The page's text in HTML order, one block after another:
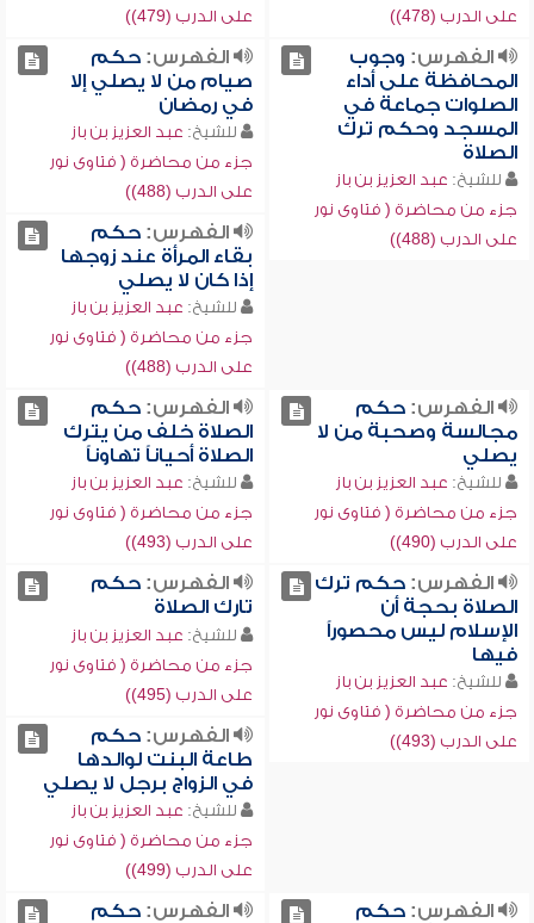
على الدرب (478))
على الدرب (479))
الفهرس: وجوب
المحافظة على أداء
الصلوات جماعة في
المسجد وحكم ترك
الصلاة
للشيخ: عبد العزيز بن باز
جزء من محاضرة ( فتاوى نور
على الدرب (488))
الفهرس:حكم
صيام من لا يصلي إلا
في رمضان
للشيخ: عبد العزيز بن باز
جزء من محاضرة ( فتاوى نور
على الدرب (488))
الفهرس:حكم
بقاء المرأة عند زوجها
إذا كان لا يصلي
للشيخ: عبد العزيز بن باز
جزء من محاضرة ( فتاوى نور
على الدرب (488))
الفهرس:حكم
مجالسة وصحبة من لا
يصلي
للشيخ: عبد العزيز بن باز
جزء من محاضرة ( فتاوى نور
على الدرب (490))
الفهرس:حكم
الصلاة خلف من يترك
الصلاة أحياناً تهاوناً
للشيخ: عبد العزيز بن باز
جزء من محاضرة ( فتاوى نور
على الدرب (493))
الفهرس:حكم ترك
الصلاة بحجة أن
الإسلام ليس محصوراً
فيها
للشيخ: عبد العزيز بن باز
جزء من محاضرة ( فتاوى نور
على الدرب (493))
الفهرس:حكم
تارك الصلاة
للشيخ: عبد العزيز بن باز
جزء من محاضرة ( فتاوى نور
على الدرب (495))
الفهرس:حكم
طاعة البنت لوالدها
في الزواج برجل لا يصلي
للشيخ: عبد العزيز بن باز
جزء من محاضرة ( فتاوى نور
على الدرب (499))
الفهرس:حكم
الفهرس:حكم